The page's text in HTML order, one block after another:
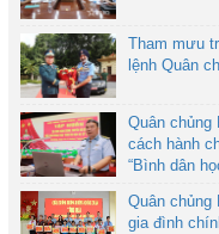
Tham mưu
lệnh Quân
Quân chủng
cách hành
“Bình dân
Quân chủng
gia đình